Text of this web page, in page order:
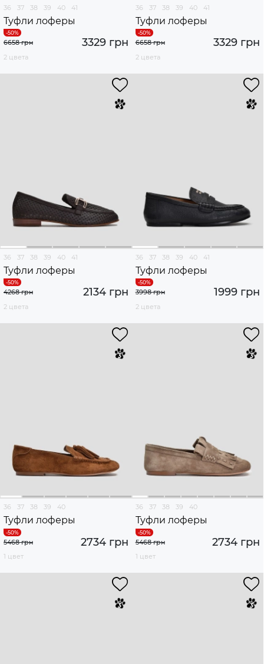
36 37 38 39 40 41
Туфли лоферы
3329 грн
6658 грн
2 цвета
36 37 38 39 40 41
Туфли лоферы
3329 грн
6658 грн
2 цвета
36 37 38 39 40 41
Туфли лоферы
2134 грн
4268 грн
2 цвета
36 37 38 39 40 41
Туфли лоферы
1999 грн
3998 грн
2 цвета
36 37 38 39 40
Туфли лоферы
2734 грн
5468 грн
1 цвет
36 37 38 39 40
Туфли лоферы
2734 грн
5468 грн
1 цвет